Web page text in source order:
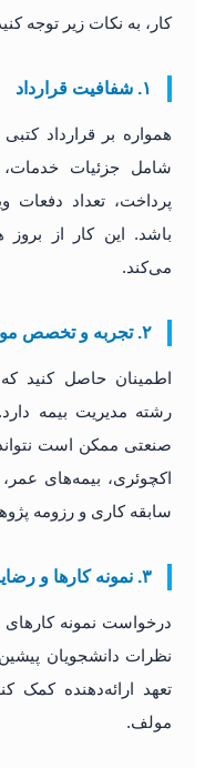
کار، به نکات زیر توجه
۱. شفافیت قرارداد
همواره بر قرارداد
شامل جزئیات خدمات،
پرداخت، تعداد دفعات
باشد. این کار از بروز
می‌کند.
۲. تجربه و تخصص موسسه یا فرد
اطمینان حاصل کنید که
رشته مدیریت بیمه
صنعتی ممکن است
اکچوئری، بیمه‌های
سابقه کاری و رزومه
۳. نمونه کارها و رضایت مشتریان
درخواست نمونه
نظرات دانشجویان
تعهد ارائه‌دهنده کمک
مولف.